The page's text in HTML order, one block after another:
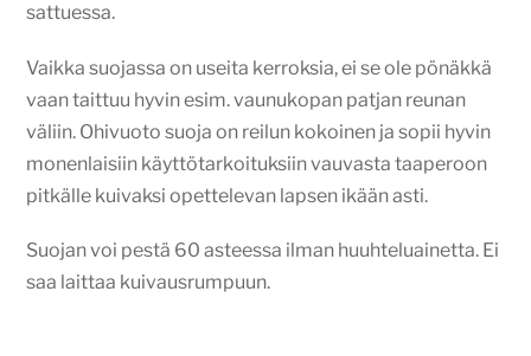
sattuessa.
Vaikka suojassa on useita kerroksia, ei se ole pönäkkä
vaan taittuu hyvin esim. vaunukopan patjan reunan
väliin. Ohivuoto suoja on reilun kokoinen ja sopii hyvin
monenlaisiin käyttötarkoituksiin vauvasta taaperoon
pitkälle kuivaksi opettelevan lapsen ikään asti.
Suojan voi pestä 60 asteessa ilman huuhteluainetta. Ei
saa laittaa kuivausrumpuun.